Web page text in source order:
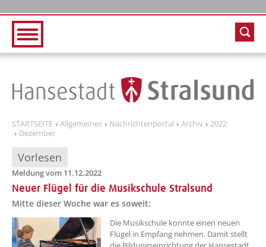
STARTSEITE Allgemeines Nachrichtenportal Archiv
2022
Dezember
Vorlesen
Meldung vom 11.12.2022
Neuer Flügel für die Musikschule Stralsund
Mitte dieser Woche war es soweit:
??? absaetzeOben[1]/titel ???
Die Musikschule konnte einen neuen
Flügel in Empfang nehmen. Damit stellt